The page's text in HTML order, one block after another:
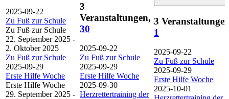
2025-09-22
Zu Fuß zur Schule
Zu Fuß zur Schule
22. September 2025 -
2. Oktober 2025
Zu Fuß zur Schule
2025-09-29
Erste Hilfe Woche
Erste Hilfe Woche
29. September 2025 -
3
Veranstaltungen,
30
2025-09-22
Zu Fuß zur Schule
2025-09-29
Erste Hilfe Woche
2025-09-30
Herzrettertraining der
3
1
2025-09-22
Zu Fuß zur Schule
2025-09-29
Erste Hilfe Woche
2025-10-01